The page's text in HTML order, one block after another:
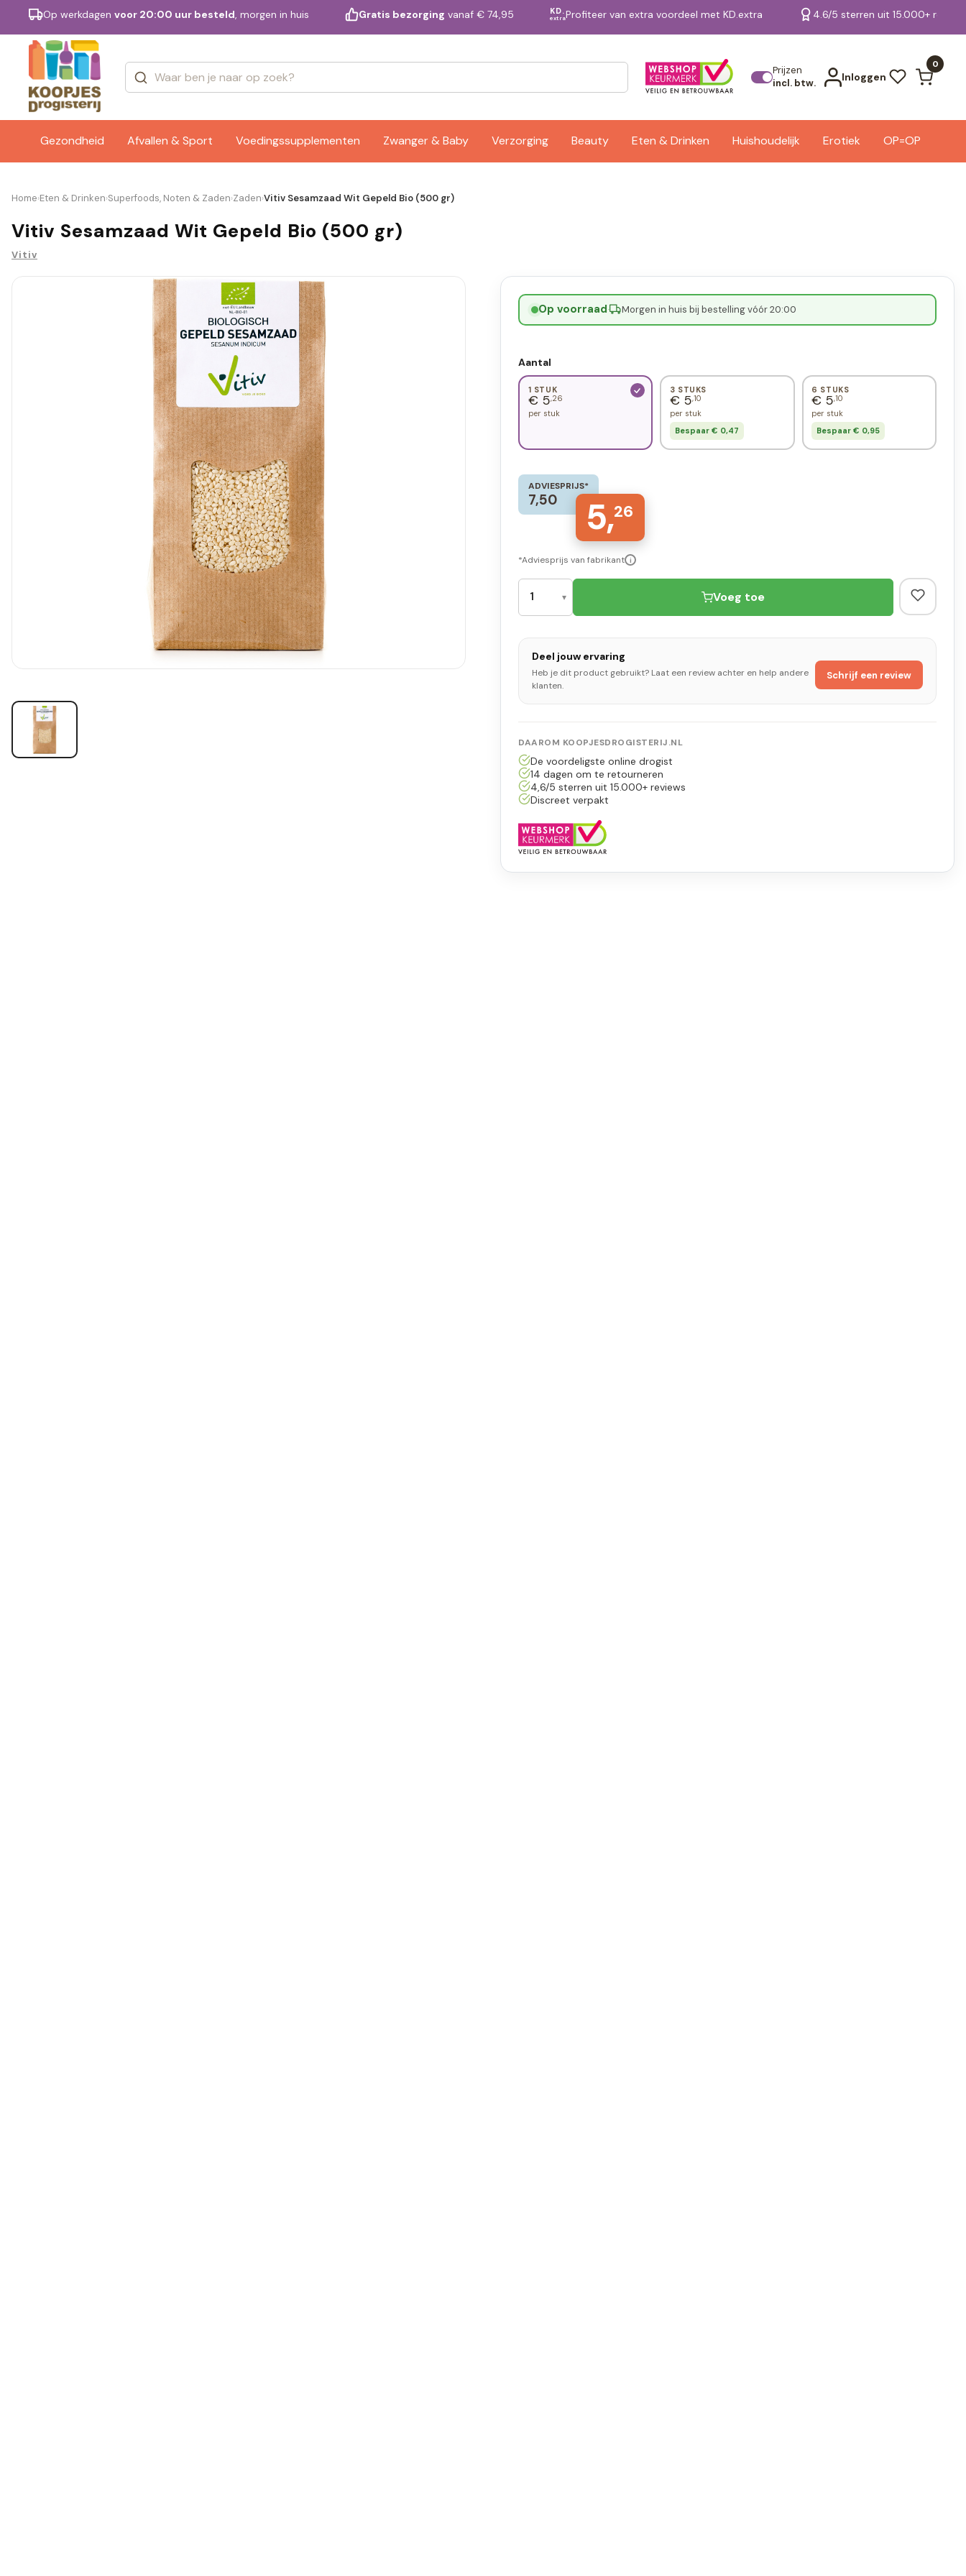
Op werkdagen voor 20:00 uur besteld, morgen in huis Gratis bezorging vanaf € 74,95 KD.
extraProfiteer van extra voordeel met KD.extra 4.6/5 sterren uit 15.000+
Prijzen
incl. btw.
Inloggen
0
Gezondheid Afvallen & Sport Voedingssupplementen Zwanger & Baby Verzorging Beauty Eten & Drinken Huishoudelijk Erotiek OP=OP
Merken Bekijk alle resultaten
Home›Eten & Drinken›Superfoods, Noten & Zaden›Zaden›Vitiv Sesamzaad Wit Gepeld Bio (500 gr)
Vitiv Sesamzaad Wit Gepeld Bio (500 gr)
Vitiv
Op voorraad· Morgen in huis bij bestelling vóór 20:00
Aantal
1 STUK
€ 5,26
per stuk
3 STUKS
€ 5,10
per stuk
Bespaar € 0,47
6 STUKS
€ 5,10
per stuk
Bespaar € 0,95
ADVIESPRIJS*
7,50 5,26
*Adviesprijs van fabrikant i
Voeg toe
Deel jouw ervaring
Heb je dit product gebruikt? Laat een review achter en help andere
klanten.
Schrijf een review
DAAROM KOOPJESDROGISTERIJ.NL
De voordeligste online drogist
14 dagen om te retourneren
4,6/5 sterren uit 15.000+ reviews
Discreet verpakt